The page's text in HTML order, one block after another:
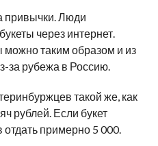
привычки. Люди
через интернет.
можно таким образом и из
за рубежа в Россию.
такой же, как
рублей. Если букет
отдать примерно 5 000.